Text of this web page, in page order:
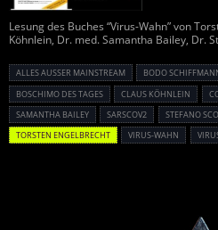
Lesung des Buches “Virus-Wahn” von
Köhnlein, Dr. med. Samantha Bailey, Dr.
ALLES AUSSER MAINSTREAM BODO
BOSCHIMO DES TAGES
CLAUS KÖHNLEIN
SAMANTHA BAILEY
SARSCOV2 STEFANO
TORSTEN ENGELBRECHT
VIRUS-WAHN